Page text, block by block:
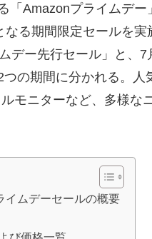
「Amazonプライムデー
る期間限定セールを実
デー先行セール」と、
の期間に分かれる。人
モニターなど、多様な
イムデーセールの概要